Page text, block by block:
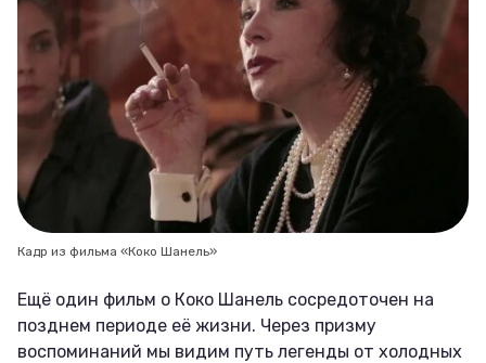
Кадр из фильма «Коко Шанель»
Ещё один фильм о Коко Шанель сосредоточен на
позднем периоде её жизни. Через призму
воспоминаний мы видим путь легенды от холодных